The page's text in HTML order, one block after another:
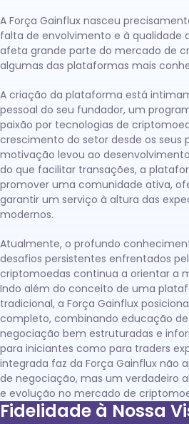
A Força Gainflux nasceu
falta de envolvimento e à qualidade
afeta grande parte do mercado de
algumas das plataformas mais
A criação da plataforma está
pessoal do seu fundador, um
paixão por tecnologias de
crescimento do setor desde os seus
motivação levou ao
do que facilitar transações, a
promover uma comunidade ativa,
garantir um serviço à altura das
modernos.
Atualmente, o profundo
desafios persistentes enfrentados
criptomoedas continua a orientar a
Indo além do conceito de uma
tradicional, a Força Gainflux
completo, combinando educação
negociação bem estruturadas e
para iniciantes como para traders
integrada faz da Força Gainflux não
de negociação, mas um verdadeiro
e evolução no mercado de
Fidelidade à Nossa